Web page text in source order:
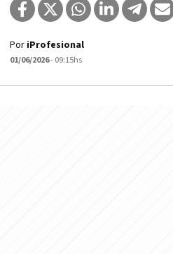
Por iProfesional
01/06/2026- 09:15hs